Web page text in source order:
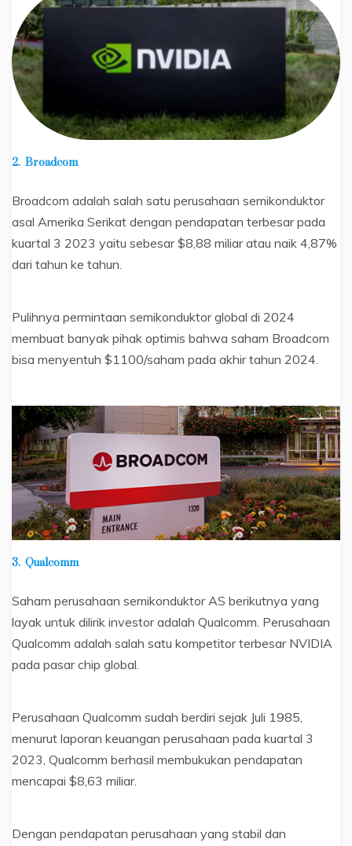
2. Broadcom
Broadcom adalah salah satu perusahaan semikonduktor
asal Amerika Serikat dengan pendapatan terbesar pada
kuartal 3 2023 yaitu sebesar $8,88 miliar atau naik 4,87%
dari tahun ke tahun.
Pulihnya permintaan semikonduktor global di 2024
membuat banyak pihak optimis bahwa saham Broadcom
bisa menyentuh $1100/saham pada akhir tahun 2024.
3. Qualcomm
Saham perusahaan semikonduktor AS berikutnya yang
layak untuk dilirik investor adalah Qualcomm. Perusahaan
Qualcomm adalah salah satu kompetitor terbesar NVIDIA
pada pasar chip global.
Perusahaan Qualcomm sudah berdiri sejak Juli 1985,
menurut laporan keuangan perusahaan pada kuartal 3
2023, Qualcomm berhasil membukukan pendapatan
mencapai $8,63 miliar.
Dengan pendapatan perusahaan yang stabil dan